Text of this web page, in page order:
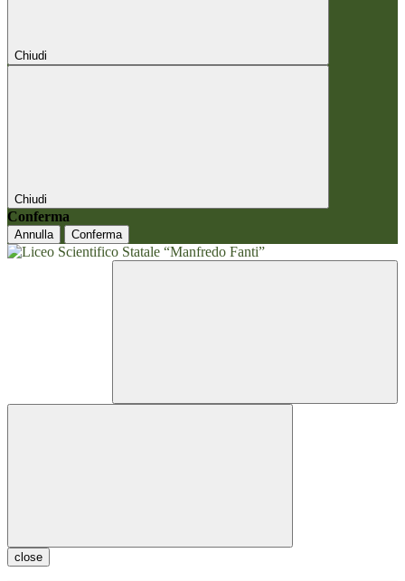
Chiudi
Chiudi
Conferma
Annulla Conferma
close